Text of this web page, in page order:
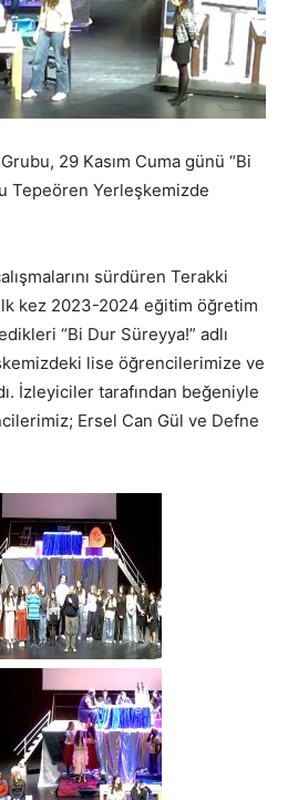
29 Kasım Cuma günü “Bi
Tepeören Yerleşkemizde
sürdüren Terakki
kez 2023-2024 eğitim öğretim
“Bi Dur Süreyya!” adlı
lise öğrencilerimize ve
İzleyiciler tarafından beğeniyle
Ersel Can Gül ve Defne